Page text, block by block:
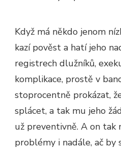
Když má někdo jenom
kazí pověst a hatí jeho
registrech dlužníků,
komplikace, prostě v
stoprocentně prokázat,
splácet, a tak mu jeho
už preventivně. A on tak
problémy i nadále, ač by